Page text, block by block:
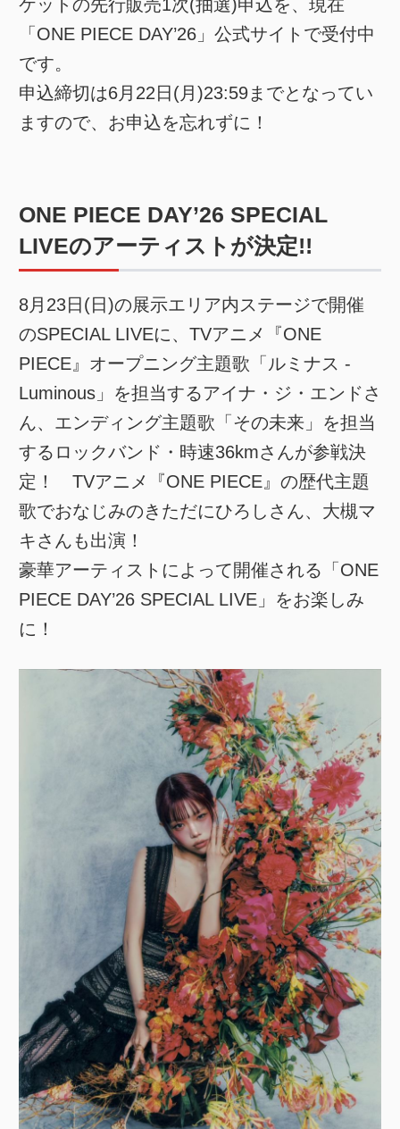
ケットの先行販売1次(抽選)申込を、現在
「ONE PIECE DAY’26」公式サイトで受付中
です。
申込締切は6月22日(月)23:59までとなってい
ますので、お申込を忘れずに！
ONE PIECE DAY’26 SPECIAL
LIVEのアーティストが決定!!
8月23日(日)の展示エリア内ステージで開催
のSPECIAL LIVEに、TVアニメ『ONE
PIECE』オープニング主題歌「ルミナス -
Luminous」を担当するアイナ・ジ・エンドさ
ん、エンディング主題歌「その未来」を担当
するロックバンド・時速36kmさんが参戦決
定！ TVアニメ『ONE PIECE』の歴代主題
歌でおなじみのきただにひろしさん、大槻マ
キさんも出演！
豪華アーティストによって開催される「ONE
PIECE DAY’26 SPECIAL LIVE」をお楽しみ
に！